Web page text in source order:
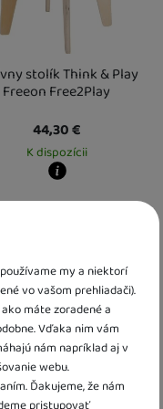
my a niektorí
vo vašom prehliadači).
máte zoradené a
Vďaka nim vám
nám napríklad aj v
webu.
Ďakujeme, že nám
stolík Think & Play
Freeon Free2Play
44,30€
K dispozícii
odber vo výdajnom mieste